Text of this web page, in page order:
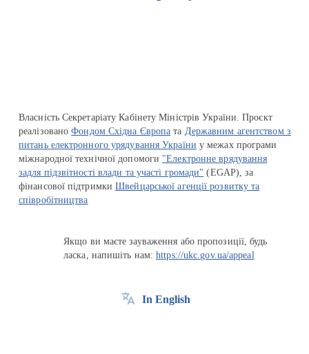
Власність Секретаріату Кабінету Міністрів України. Проєкт
реалізованоФондом Східна Європа та Державним агентством з
питань електронного урядування України у межах програми
міжнародної технічної допомоги "Електронне врядування
задля підзвітності влади та участі громади" (EGAP), за
фінансової підтримкиШвейцарської агенції розвитку та
співробітництва
Якщо ви маєте зауваження або пропозиції, будь
ласка, напишіть нам:https://ukc.gov.ua/appeal
In English